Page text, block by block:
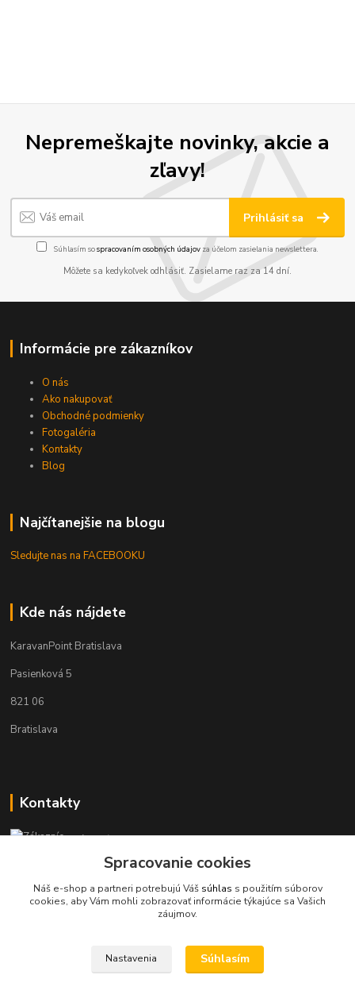
Nepremeškajte novinky, akcie a
zľavy!
Prihlásiť sa
Súhlasím sospracovaním osobných údajov za účelom zasielania newslettera.
Môžete sa kedykoľvek odhlásiť. Zasielame raz za 14 dní.
Informácie pre zákazníkov
O nás
Ako nakupovať
Obchodné podmienky
Fotogaléria
Kontakty
Blog
Najčítanejšie na blogu
Sledujte nas na FACEBOOKU
Kde nás nájdete
KaravanPoint Bratislava
Pasienková 5
821 06
Bratislava
Kontakty
Zákaznícka podpora KaravanPoint
+421902309993
(Po-Pia, 9-18 hod.)
info@karavanpoint.sk
Spracovanie cookies
Náš e-shop a partneri potrebujú Váš súhlas s použitím súborov
cookies, aby Vám mohli zobrazovať informácie týkajúce sa Vašich
záujmov.
Nastavenia Súhlasím